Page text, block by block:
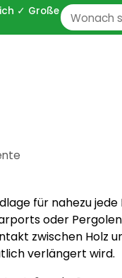
✓ Große
Zoeken
naar:
für nahezu
oder
zwischen Holz
verlängert wird.